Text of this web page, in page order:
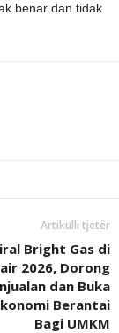
benar dan tidak
Artikulli tjetër
Bright Gas di
2026, Dorong
dan Buka
Berantai
Bagi UMKM